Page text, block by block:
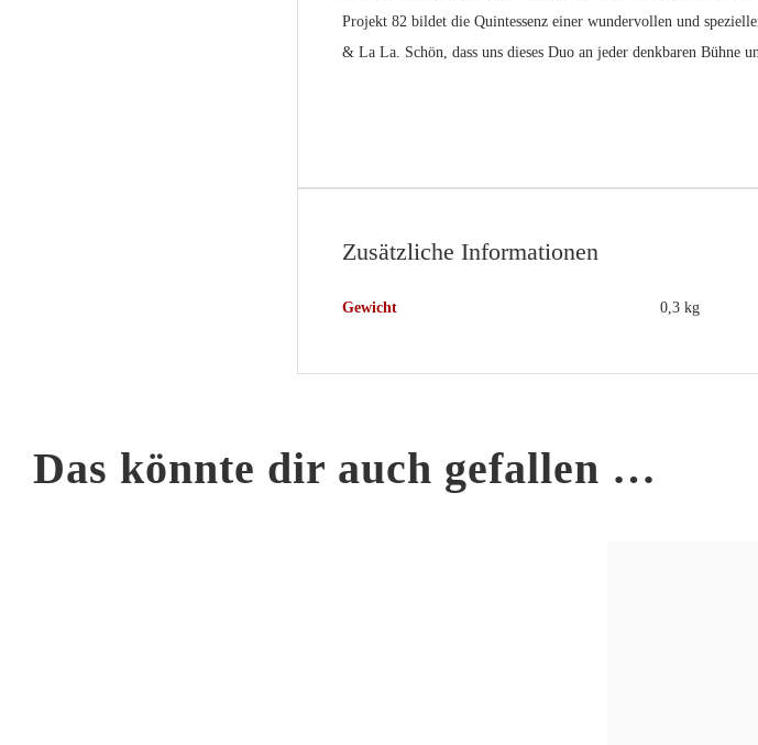
Projekt 82 bildet die Quintessenz einer wundervollen und
& La La. Schön, dass uns dieses Duo an jeder denkbaren Bühne
Zusätzliche Informationen
Gewicht 0,3 kg
Das könnte dir auch gefallen …